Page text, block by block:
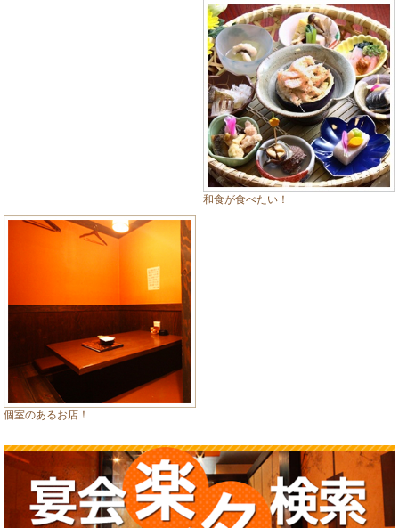
和食が食べたい！
個室のあるお店！